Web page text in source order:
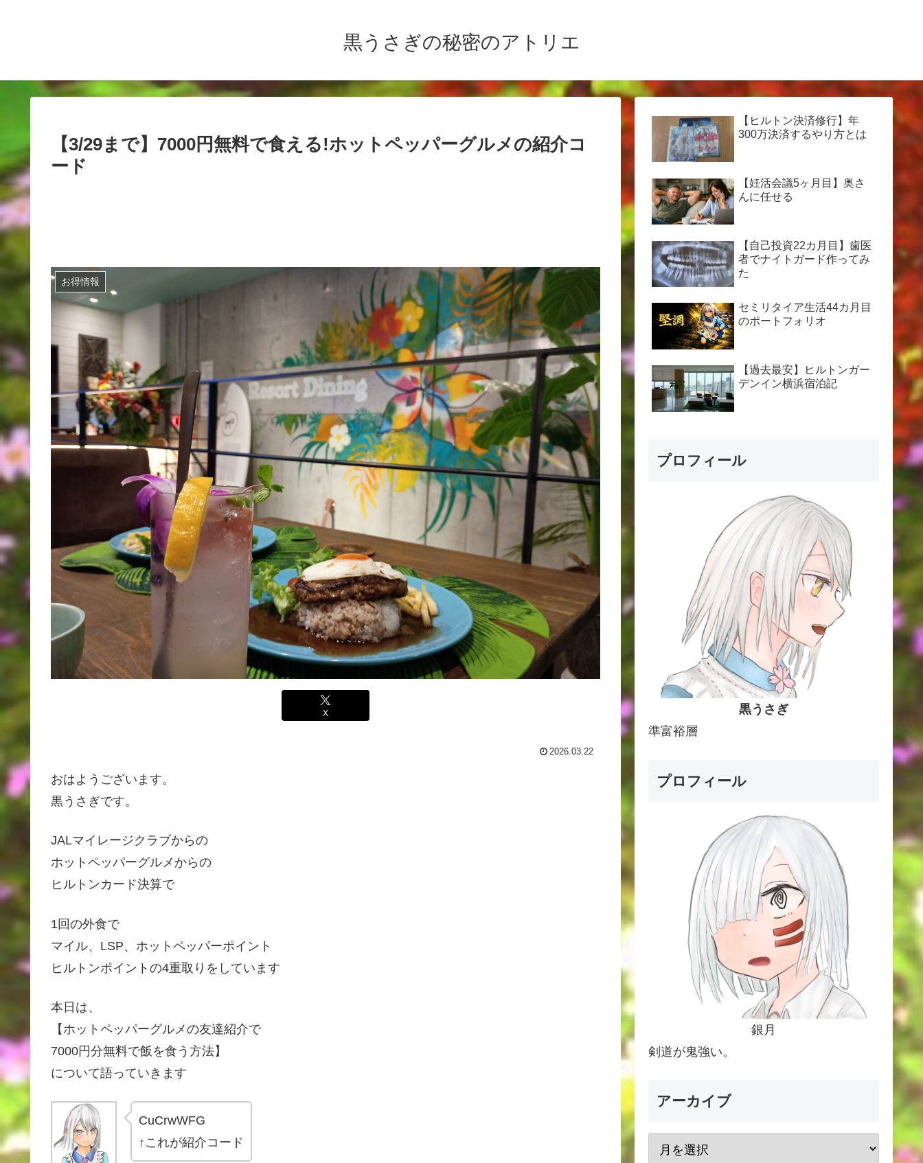
黒うさぎの秘密のアトリエ
【3/29まで】7000円無料で食える!ホットペッパーグルメの紹介コ
ード
お得情報
X
2026.03.22
おはようございます。
黒うさぎです。
JALマイレージクラブからの
ホットペッパーグルメからの
ヒルトンカード決算で
1回の外食で
マイル、LSP、ホットペッパーポイント
ヒルトンポイントの4重取りをしています
本日は、
【ホットペッパーグルメの友達紹介で
7000円分無料で飯を食う方法】
について語っていきます
CuCrwWFG
↑これが紹介コード
【ヒルトン決済修行】年
300万決済するやり方とは
【妊活会議5ヶ月目】奥さ
んに任せる
【自己投資22カ月目】歯医
者でナイトガード作ってみ
た
セミリタイア生活44カ月目
のポートフォリオ
【過去最安】ヒルトンガー
デンイン横浜宿泊記
プロフィール
黒うさぎ
準富裕層
プロフィール
銀月
剣道が鬼強い。
アーカイブ